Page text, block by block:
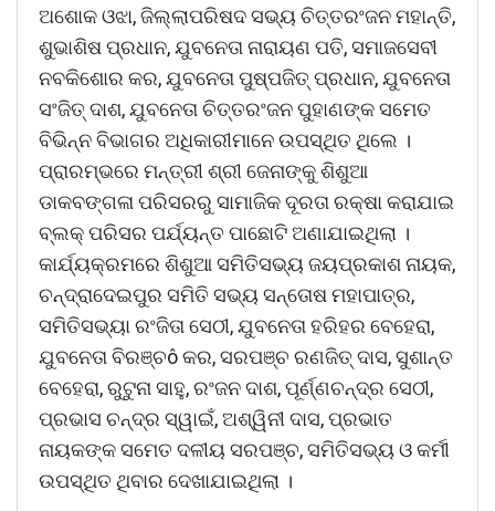
ଅଶୋକ ଓଝା, ଜିଲ୍ଲାପରିଷଦ ସଭ୍ୟ ଚିତ୍ତରଂଜନ ମହାନ୍ତି,
ଶୁଭାଶିଷ ପ୍ରଧାନ, ଯୁବନେତା ନାରାୟଣ ପତି, ସମାଜସେବୀ
ନବକିଶୋର କର, ଯୁବନେତା ପୁଷ୍ପଜିତ୍ ପ୍ରଧାନ, ଯୁବନେତା
ସଂଜିତ୍ ଦାଶ, ଯୁବନେତା ଚିତ୍ତରଂଜନ ପୁହାଣଙ୍କ ସମେତ
ବିଭିନ୍ନ ବିଭାଗର ଅଧିକାରୀମାନେ ଉପସ୍ଥିତ ଥିଲେ ।
ପ୍ରାରମ୍ଭରେ ମନ୍ତ୍ରୀ ଶ୍ରୀ ଜେନାଙ୍କୁ ଶିଶୁଆ
ଡାକବଙ୍ଗଳା ପରିସରରୁ ସାମାଜିକ ଦୂରତା ରକ୍ଷା କରାଯାଇ
ବ୍ଲକ୍ ପରିସର ପର୍ଯ୍ୟନ୍ତ ପାଛୋଟି ଅଣାଯାଇଥିଲା ।
କାର୍ଯ୍ୟକ୍ରମରେ ଶିଶୁଆ ସମିତିସଭ୍ୟ ଜୟପ୍ରକାଶ ନାୟକ,
ଚନ୍ଦ୍ରାଦେଇପୁର ସମିତି ସଭ୍ୟ ସନ୍ତୋଷ ମହାପାତ୍ର,
ସମିତିସଭ୍ୟା ରଂଜିତା ସେଠୀ, ଯୁବନେତା ହରିହର ବେହେରା,
ଯୁବନେତା ବିରଞ୍ଚô କର, ସରପଞ୍ଚ ରଣଜିତ୍ ଦାସ, ସୁଶାନ୍ତ
ବେହେରା, ରୁଟୁନା ସାହୁ, ରଂଜନ ଦାଶ, ପୂର୍ଣ୍ଣଚନ୍ଦ୍ର ସେଠୀ,
ପ୍ରଭାସ ଚନ୍ଦ୍ର ସ୍ୱାଇଁ, ଅଶ୍ୱିନୀ ଦାସ, ପ୍ରଭାତ
ନାୟକଙ୍କ ସମେତ ଦଳୀୟ ସରପଞ୍ଚ, ସମିତିସଭ୍ୟ ଓ କର୍ମୀ
ଉପସ୍ଥିତ ଥିବାର ଦେଖାଯାଇଥିଲା ।